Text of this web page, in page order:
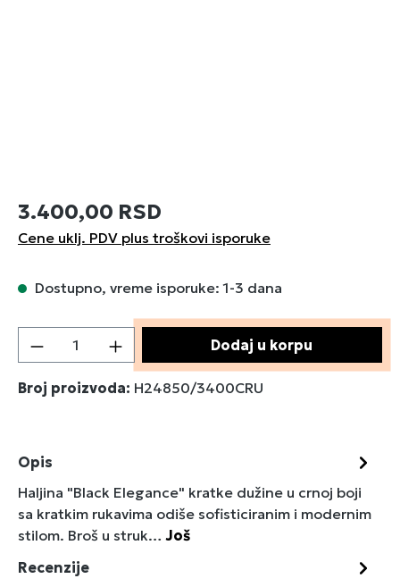
3.400,00 RSD
Cene uklj. PDV plus troškovi isporuke
Dostupno, vreme isporuke: 1-3 dana
Količina proizvoda: Unesite željenu
Dodaj u korpu
Broj proizvoda: H24850/3400CRU
Opis
Haljina "Black Elegance" kratke dužine u crnoj boji
sa kratkim rukavima odiše sofisticiranim i modernim
stilom. Broš u struk…Još
Recenzije